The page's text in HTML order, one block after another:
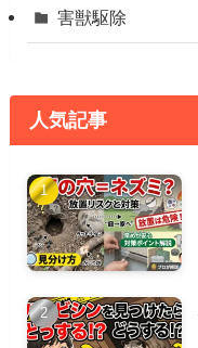
害獣駆除
人気記事